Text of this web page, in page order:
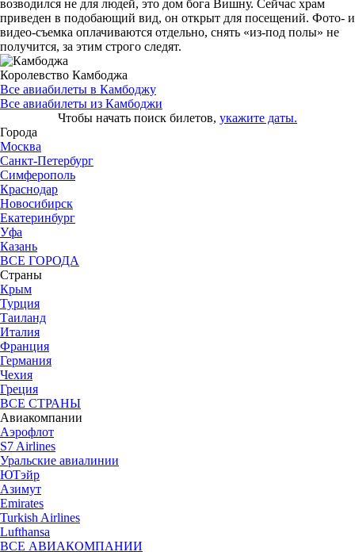
возводился не для людей, это дом бога Вишну. Сейчас храм
приведен в подобающий вид, он открыт для посещений. Фото- и
видео-съемка оплачиваются отдельно, снять «из-под полы» не
получится, за этим строго следят.
Королевство Камбоджа
Все авиабилеты в Камбоджу
Все авиабилеты из Камбоджи
Чтобы начать поиск билетов, укажите даты.
Города
Москва
Санкт-Петербург
Симферополь
Краснодар
Новосибирск
Екатеринбург
Уфа
Казань
ВСЕ ГОРОДА
Страны
Крым
Турция
Таиланд
Италия
Франция
Германия
Чехия
Греция
ВСЕ СТРАНЫ
Авиакомпании
Аэрофлот
S7 Airlines
Уральские авиалинии
ЮТэйр
Азимут
Emirates
Turkish Airlines
Lufthansa
ВСЕ АВИАКОМПАНИИ